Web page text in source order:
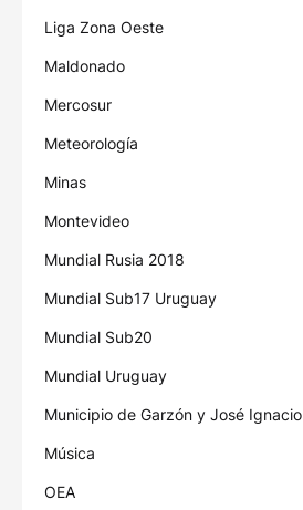
Liga Zona Oeste
Maldonado
Mercosur
Meteorología
Minas
Montevideo
Mundial Rusia 2018
Mundial Sub17 Uruguay
Mundial Sub20
Mundial Uruguay
Municipio de Garzón y José Ignacio
Música
OEA